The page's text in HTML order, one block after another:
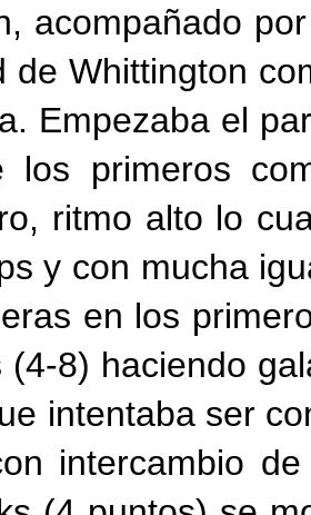
acompañado
de Whittington
Empezaba el
los primeros
ritmo alto lo
y con mucha
en los
(4-8) haciendo
intentaba ser
intercambio